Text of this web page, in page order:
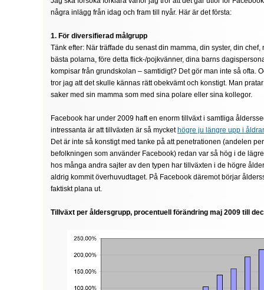
några inlägg från idag och fram till nyår. Här är det första:
1. För diversifierad målgrupp
Tänk efter: När träffade du senast din mamma, din syster, din chef,
bästa polarna, före detta flick-/pojkvänner, dina barns
kompisar från grundskolan – samtidigt? Det gör man inte så ofta.
tror jag att det skulle kännas rätt obekvämt och konstigt. Man
saker med sin mamma som med sina polare eller sina kollegor.
Facebook har under 2009 haft en enorm tillväxt i samtliga
intressanta är att tillväxten är så mycket högre ju längre upp i
Det är inte så konstigt med tanke på att penetrationen (andelen
befolkningen som använder Facebook) redan var så hög i de
hos många andra sajter av den typen har tillväxten i de högre
aldrig kommit överhuvudtaget. På Facebook däremot börjar
faktiskt plana ut.
Tillväxt per åldersgrupp, procentuell förändring maj 2009 till